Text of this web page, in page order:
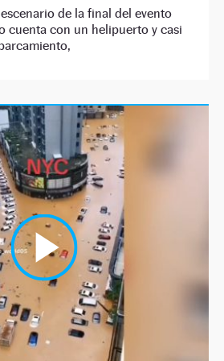
de la final del evento
cuenta con un helipuerto y casi